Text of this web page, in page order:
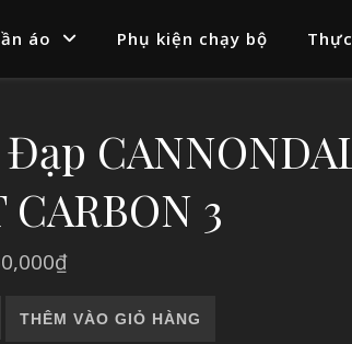
áo Phụ kiện chạy bộ
CARBON 3
₫
CANNONDALE SCALPEL HT CARBON 3 số
THÊM VÀO GIỎ HÀNG